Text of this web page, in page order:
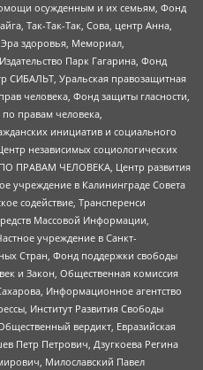
осужденным и их семьям, Фонд
Так-Так-Так, Сова, центр Анна,
здоровья, Мемориал,
Парк Гагарина, Фонд
СИБАЛЬТ, Уральская правозащитная
человека, Фонд защиты гласности,
по правам человека,
инициатив и социального
независимых социологических
ПРАВАМ ЧЕЛОВЕКА, Центр развития
учреждение в Калининграде Совета
содействие, Трансперенси
Массовой Информации,
учреждение в Санкт-
Стран, Фонд поддержки свободы
и Закон, Общественная комиссия
Информационное агентство
Институт Развития Свободы
вердикт, Евразийская
Петр Петрович, Дзугкоева Регина
Милославский Павел